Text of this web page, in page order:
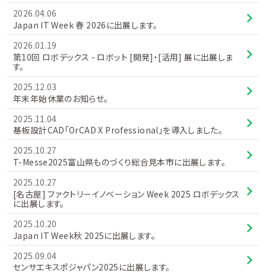
2026.04.06
Japan IT Week 春 2026に出展します。
2026.01.19
第10回 ロボデックス - ロボット [開発]・[活用] 展に出展しま
す。
2025.12.03
年末年始休業のお知らせ。
2025.11.04
基板設計CAD「OrCAD X Professional」を導入しました。
2025.10.27
T-Messe2025富山県ものづくり総合見本市に出展します。
2025.10.27
[名古屋] ファクトリーイノベーション Week 2025 ロボデックス
に出展します。
2025.10.20
Japan IT Week秋 2025に出展します。
2025.09.04
センサエキスポジャパン2025に出展します。